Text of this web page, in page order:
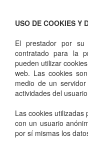
USO DE COOKIES Y
El prestador por
contratado para la
pueden utilizar
web. Las cookies
medio de un
actividades del
Las cookies utilizadas
con un usuario
por sí mismas los